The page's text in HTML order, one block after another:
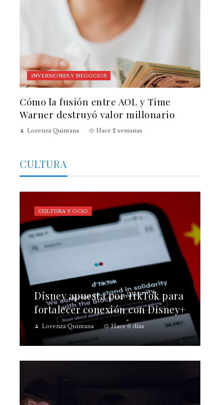
INVERSIONES Y NEGOCIOS
Cómo la fusión entre AOL y Time
Warner destruyó valor millonario
Lorenza Quintana Hace 2 semanas
CULTURA
Disney apuesta por TikTok para
fortalecer conexión con Disney+
Lorenza Quintana Hace 6 días
CULTURA Y OCIO